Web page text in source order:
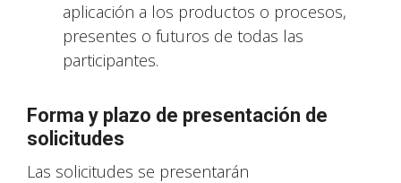
aplicación a los productos o procesos,
presentes o futuros de todas las
participantes.
Forma y plazo de presentación de
solicitudes
Las solicitudes se presentarán